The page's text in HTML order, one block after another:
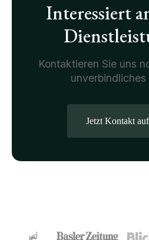
Interessiert
Kontaktieren Sie uns
unverbindliches
Jetzt Kontakt